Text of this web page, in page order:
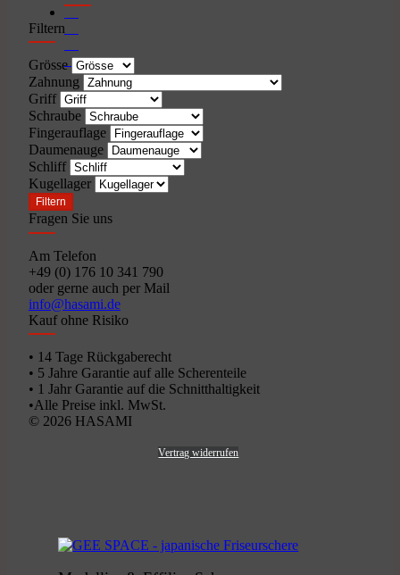
Filtern
Grösse
Zahnung
Griff
Schraube
Fingerauflage
Daumenauge
Schliff
Kugellager
Filtern
Fragen Sie uns
Am Telefon
+49 (0) 176 10 341 790
oder gerne auch per Mail
info@hasami.de
Kauf ohne Risiko
• 14 Tage Rückgaberecht
• 5 Jahre Garantie auf alle Scherenteile
• 1 Jahr Garantie auf die Schnitthaltigkeit
•Alle Preise inkl. MwSt.
© 2026 HASAMI
Vertrag widerrufen